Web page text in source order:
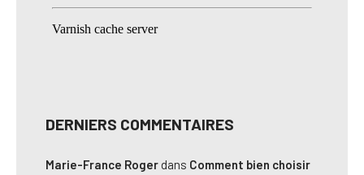
DERNIERS COMMENTAIRES
Marie-France Roger dans Comment bien choisir